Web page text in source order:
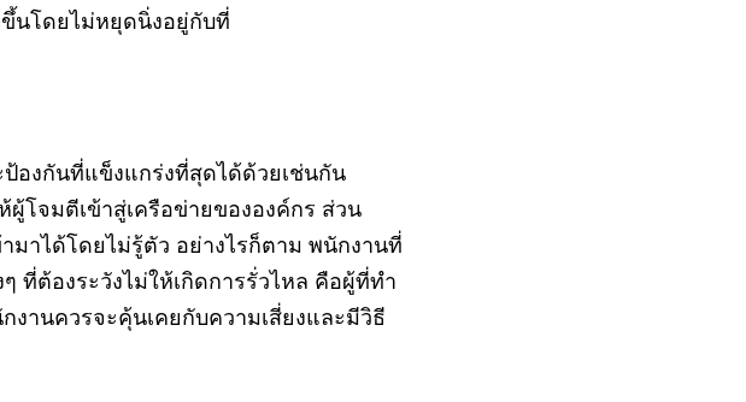
ขึ้นโดยไม่หยุดนิ่งอยู่กับที่
องกันที่แข็งแกร่งที่สุดได้ด้วยเช่นกัน
โจมตีเข้าสู่เครือข่ายขององค์กร ส่วน
มาได้โดยไม่รู้ตัว อย่างไรก็ตาม พนักงานที่
ที่ต้องระวังไม่ให้เกิดการรั่วไหล คือผู้ที่ทำ
งานควรจะคุ้นเคยกับความเสี่ยงและมีวิธี